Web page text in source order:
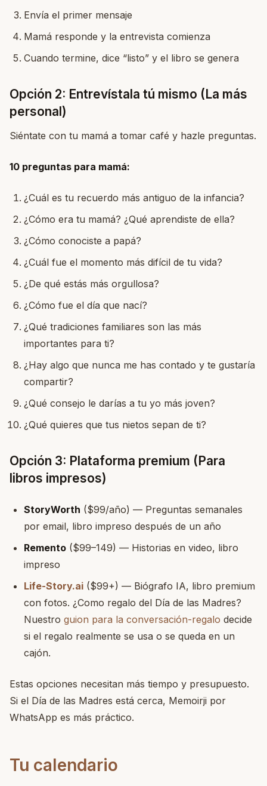
Envía el primer mensaje
Mamá responde y la entrevista comienza
Cuando termine, dice “listo” y el libro se genera
Opción 2: Entrevístala tú mismo (La más
personal)
Siéntate con tu mamá a tomar café y hazle preguntas.
10 preguntas para mamá:
¿Cuál es tu recuerdo más antiguo de la infancia?
¿Cómo era tu mamá? ¿Qué aprendiste de ella?
¿Cómo conociste a papá?
¿Cuál fue el momento más difícil de tu vida?
¿De qué estás más orgullosa?
¿Cómo fue el día que nací?
¿Qué tradiciones familiares son las más
importantes para ti?
¿Hay algo que nunca me has contado y te gustaría
compartir?
¿Qué consejo le darías a tu yo más joven?
¿Qué quieres que tus nietos sepan de ti?
Opción 3: Plataforma premium (Para
libros impresos)
StoryWorth ($99/año) — Preguntas semanales
por email, libro impreso después de un año
Remento ($99–149) — Historias en video, libro
impreso
Life-Story.ai ($99+) — Biógrafo IA, libro premium
con fotos. ¿Como regalo del Día de las Madres?
Nuestro guion para la conversación-regalo decide
si el regalo realmente se usa o se queda en un
cajón.
Estas opciones necesitan más tiempo y presupuesto.
Si el Día de las Madres está cerca, Memoirji por
WhatsApp es más práctico.
Tu calendario